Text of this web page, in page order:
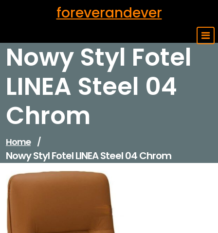
foreverandever
Nowy Styl Fotel
LINEA Steel 04
Chrom
Home /
Nowy Styl Fotel LINEA Steel 04 Chrom